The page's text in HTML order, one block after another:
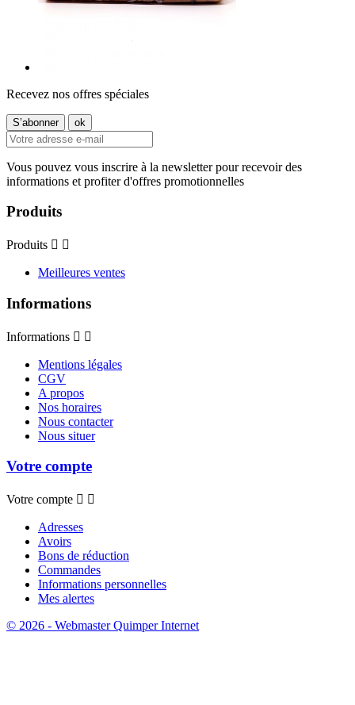
Recevez nos offres spéciales
Vous pouvez vous inscrire à la newsletter pour recevoir des
informations et profiter d'offres promotionnelles
Produits
Produits  
Meilleures ventes
Informations
Informations  
Mentions légales
CGV
A propos
Nos horaires
Nous contacter
Nous situer
Votre compte
Votre compte  
Adresses
Avoirs
Bons de réduction
Commandes
Informations personnelles
Mes alertes
© 2026 - Webmaster Quimper Internet